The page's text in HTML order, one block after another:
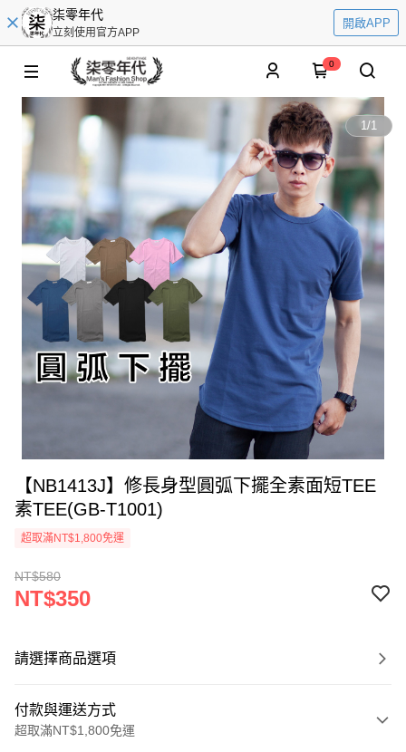
柒零年代
立刻使用官方APP
開啟APP
0
1/1
【NB1413J】修長身型圓弧下擺全素面短TEE
素TEE(GB-T1001)
超取滿NT$1,800免運
NT$580
NT$350
請選擇商品選項
付款與運送方式
超取滿NT$1,800免運